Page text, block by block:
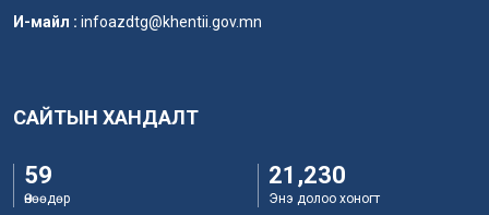
И-майл : infoazdtg@khentii.gov.mn
САЙТЫН ХАНДАЛТ
59
Өнөөдөр
21,230
Энэ долоо хоногт